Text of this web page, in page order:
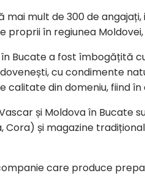
mai mult de 300 de
proprii în regiunea
în Bucate a fost îmbogățită
cu condimente
calitate din domeniu, fiind
și Moldova în Bucate
Cora) și magazine
care produce